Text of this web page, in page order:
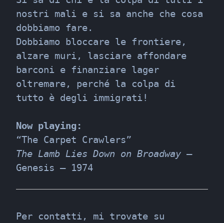
nostri mali e si sa anche che cosa
dobbiamo fare.
Dobbiamo bloccare le frontiere,
alzare muri, lasciare affondare
barconi e finanziare lager
oltremare, perché la colpa di
tutto è degli immigrati!
Now playing:
The Lamb Lies Down on Broadway –
Genesis – 1974
Per contatti, mi trovate su